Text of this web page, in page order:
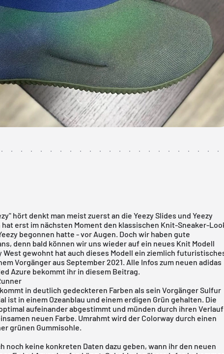
hört denkt man meist zuerst an die Yeezy Slides und Yeezy
hat erst im nächsten Moment den klassischen Knit-Sneaker-
begonnen hatte - vor Augen. Doch wir haben gute
denn bald können wir uns wieder auf ein neues Knit Modell
West gewohnt hat auch dieses Modell ein ziemlich
Vorgänger aus September 2021. Alle Infos zum neuen adidas
Azure bekommt ihr in diesem Beitrag.
in deutlich gedeckteren Farben als sein Vorgänger Sulfur
ist in einem Ozeanblau und einem erdigen Grün gehalten. Die
aufeinander abgestimmt und münden durch ihren Verlauf
neuen Farbe. Umrahmt wird der Colorway durch einen
grünen Gummisohle.
noch keine konkreten Daten dazu geben, wann ihr den neuen